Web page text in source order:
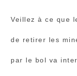
Veillez à ce que
de retirer les
par le bol va